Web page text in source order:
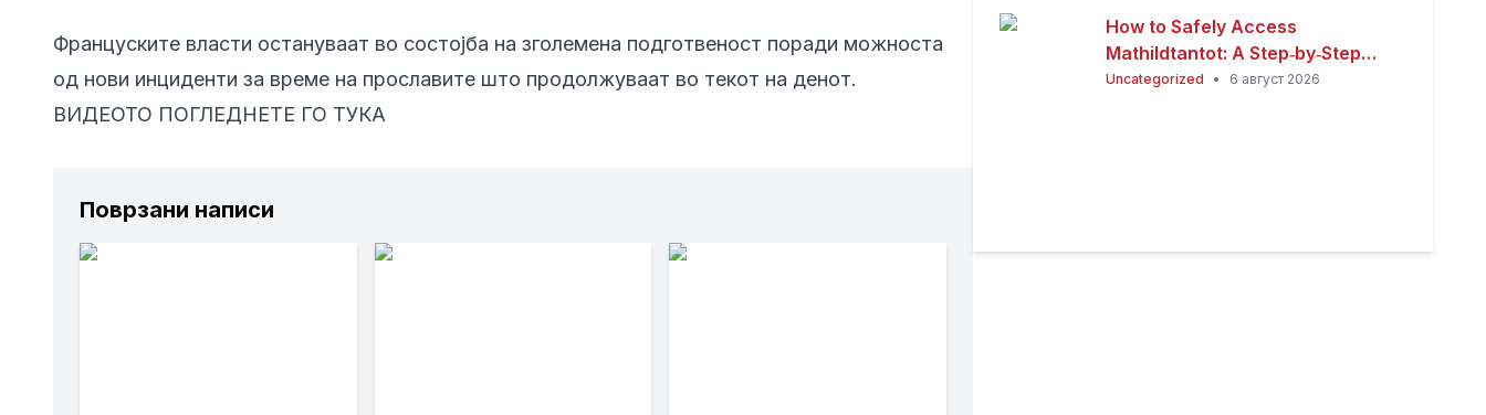
Француските власти остануваат во состојба на зголемена подготвеност поради можноста
од нови инциденти за време на прославите што продолжуваат во текот на денот.
ВИДЕОТО ПОГЛЕДНЕТЕ ГО ТУКА
Поврзани написи
How to Safely Access
Mathildtantot: A Step‑by‑Step
Premium Guide
Uncategorized • 6 август 2026